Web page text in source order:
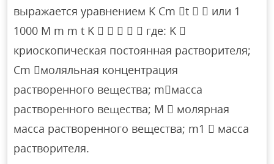
выражается уравнением K Сm t   или 1
1000 M m m t K      где: K 
криоскопическая постоянная растворителя;
Сm моляльная концентрация
растворенного вещества; mмасса
растворенного вещества; M  молярная
масса растворенного вещества; m1  масса
растворителя.